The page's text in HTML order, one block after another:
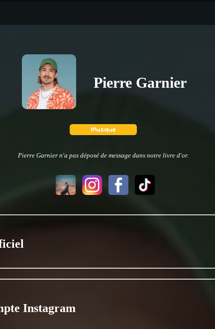
Pierre Garnier
Pierre Garnier n'a pas déposé de message dans notre livre d'or.
Instagram